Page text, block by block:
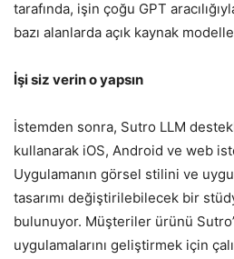
tarafında, işin çoğu GPT
bazı alanlarda açık kaynak
İşi siz verin o yapsın
İstemden sonra, Sutro LLM
kullanarak iOS, Android ve web
Uygulamanın görsel stilini ve
tasarımı değiştirilebilecek bir
bulunuyor. Müşteriler ürünü
uygulamalarını geliştirmek için